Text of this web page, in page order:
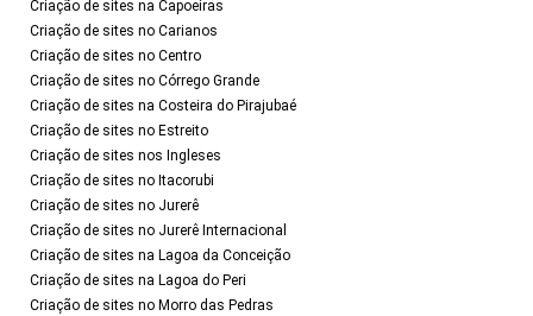
Criação de sites na Capoeiras
Criação de sites no Carianos
Criação de sites no Centro
Criação de sites no Córrego Grande
Criação de sites na Costeira do Pirajubaé
Criação de sites no Estreito
Criação de sites nos Ingleses
Criação de sites no Itacorubi
Criação de sites no Jurerê
Criação de sites no Jurerê Internacional
Criação de sites na Lagoa da Conceição
Criação de sites na Lagoa do Peri
Criação de sites no Morro das Pedras